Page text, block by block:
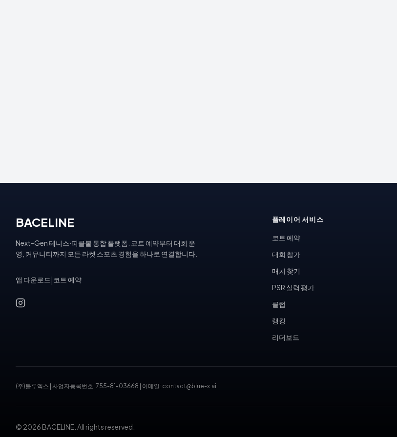
BACELINE
Next-Gen 테니스·피클볼 통합 플랫폼. 코트 예약부터 대회 운
영, 커뮤니티까지 모든 라켓 스포츠 경험을 하나로 연결합니다.
앱 다운로드 코트 예약
플레이어 서비스
코트 예약
대회 참가
매치 찾기
PSR 실력 평가
클럽
랭킹
리더보드
(주)블루엑스 사업자등록번호: 755-81-03668 이메일: contact@blue-x.ai
© 2026 BACELINE. All rights reserved.